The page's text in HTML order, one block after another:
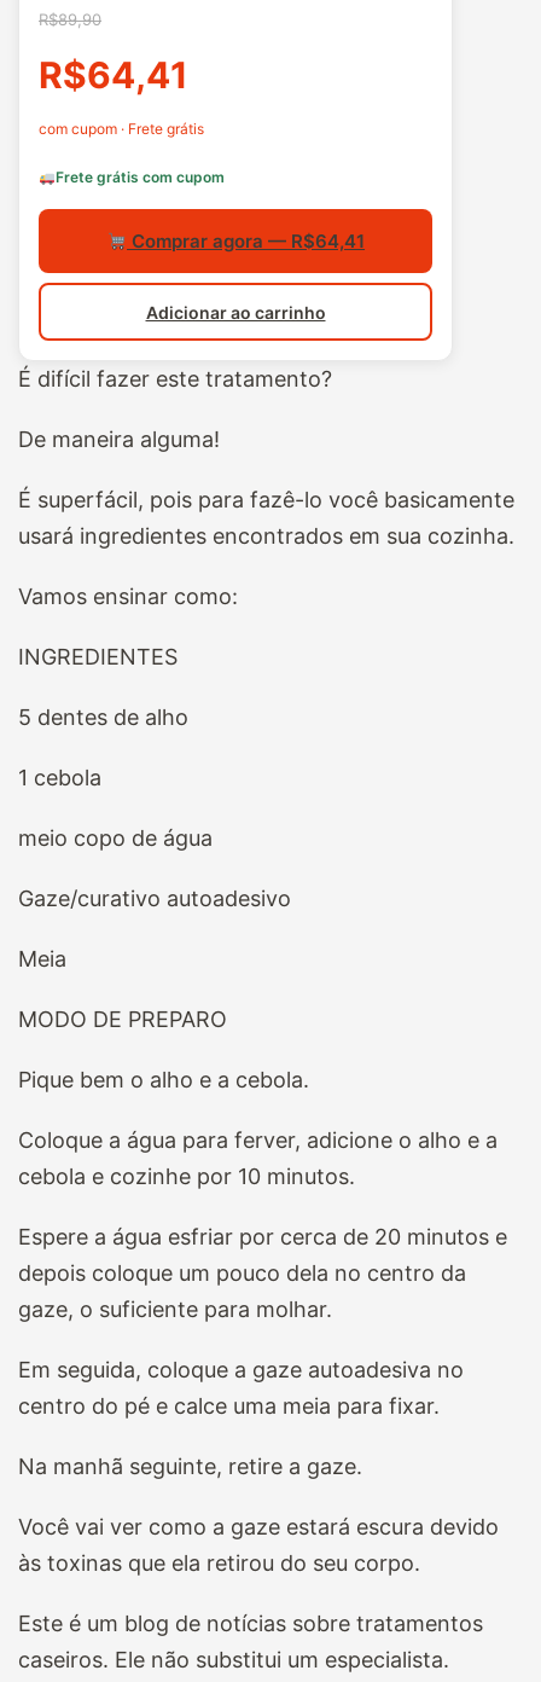
R$89,90
R$64,41
com cupom · Frete grátis
Frete grátis com cupom
Comprar agora — R$64,41
Adicionar ao carrinho
É difícil fazer este tratamento?
De maneira alguma!
É superfácil, pois para fazê-lo você basicamente
usará ingredientes encontrados em sua cozinha.
Vamos ensinar como:
INGREDIENTES
5 dentes de alho
1 cebola
meio copo de água
Gaze/curativo autoadesivo
Meia
MODO DE PREPARO
Pique bem o alho e a cebola.
Coloque a água para ferver, adicione o alho e a
cebola e cozinhe por 10 minutos.
Espere a água esfriar por cerca de 20 minutos e
depois coloque um pouco dela no centro da
gaze, o suficiente para molhar.
Em seguida, coloque a gaze autoadesiva no
centro do pé e calce uma meia para fixar.
Na manhã seguinte, retire a gaze.
Você vai ver como a gaze estará escura devido
às toxinas que ela retirou do seu corpo.
Este é um blog de notícias sobre tratamentos
caseiros. Ele não substitui um especialista.